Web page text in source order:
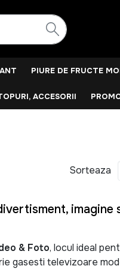
PIURE DE FRUCTE
ACCESORII
Sorteaza
imagine
& Foto, locul ideal
gasesti televizoare